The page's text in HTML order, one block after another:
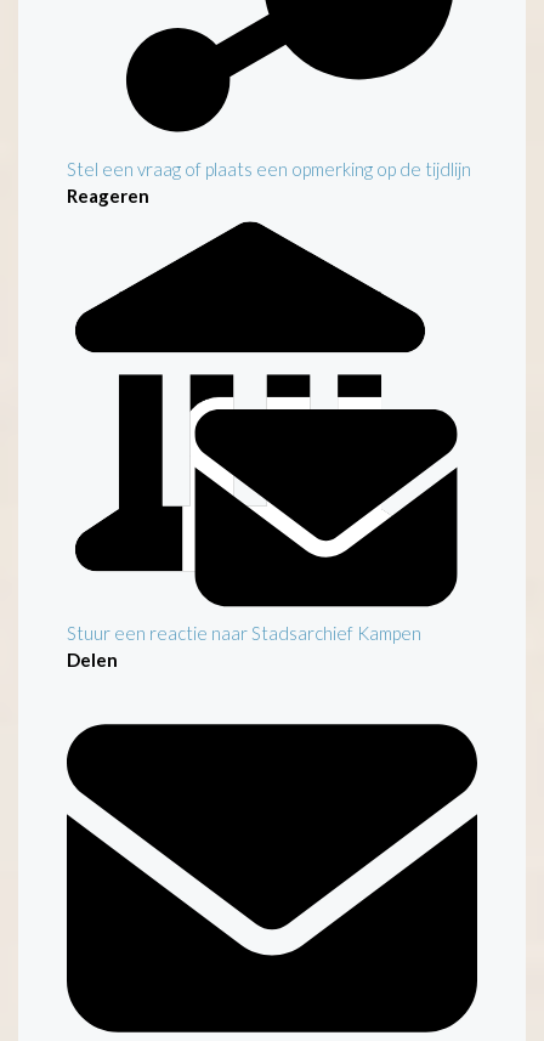
Stel een vraag of plaats een opmerking op de tijdlijn
Reageren
Stuur een reactie naar Stadsarchief Kampen
Delen